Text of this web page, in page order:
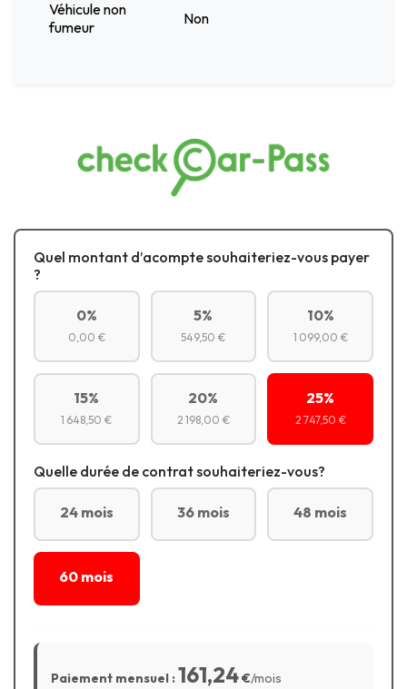
Véhicule non
fumeur
Non
Quel montant d’acompte souhaiteriez-vous payer
?
0%
0,00 €
5%
549,50 €
10%
1 099,00 €
15%
1 648,50 €
20%
2 198,00 €
25%
2 747,50 €
Quelle durée de contrat souhaiteriez-vous?
24 mois 36 mois 48 mois
60 mois
Paiement mensuel :161,24€/mois